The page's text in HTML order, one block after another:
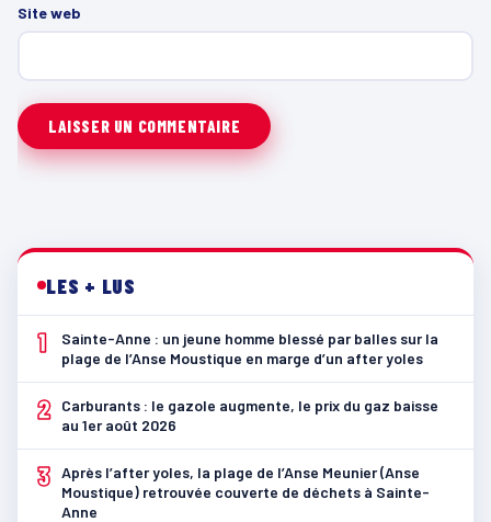
Site web
LES + LUS
1
Sainte-Anne : un jeune homme blessé par balles sur la
plage de l’Anse Moustique en marge d’un after yoles
2
Carburants : le gazole augmente, le prix du gaz baisse
au 1er août 2026
3 Après l’after yoles, la plage de l’Anse Meunier (Anse
Moustique) retrouvée couverte de déchets à Sainte-
Anne